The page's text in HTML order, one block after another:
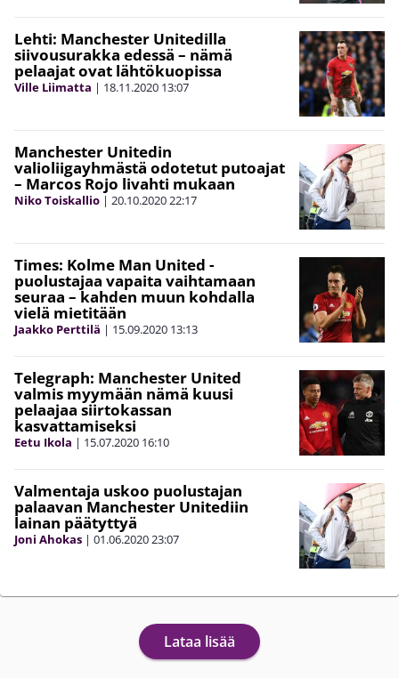
Lehti: Manchester Unitedilla
siivousurakka edessä – nämä
pelaajat ovat lähtökuopissa
Ville Liimatta | 18.11.2020 13:07
Manchester Unitedin
valioliigayhmästä odotetut putoajat
– Marcos Rojo livahti mukaan
Niko Toiskallio | 20.10.202022:17
Times: Kolme Man United -
puolustajaa vapaita vaihtamaan
seuraa – kahden muun kohdalla
vielä mietitään
Jaakko Perttilä | 15.09.2020 13:13
Telegraph: Manchester United
valmis myymään nämä kuusi
pelaajaa siirtokassan
kasvattamiseksi
Eetu Ikola | 15.07.2020 16:10
Valmentaja uskoo puolustajan
palaavan Manchester Unitediin
lainan päätyttyä
Joni Ahokas | 01.06.202023:07
Lataa lisää